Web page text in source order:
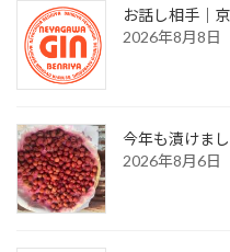
お話し相手｜
2026年8月8日
今年も漬けま
2026年8月6日